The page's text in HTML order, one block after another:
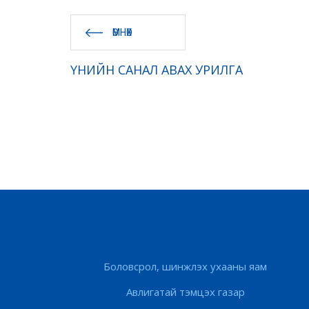
ӨМНӨХ
ҮНИЙН САНАЛ АВАХ УРИЛГА
Боловсрол, шинжлэх ухааны яам
Авлигатай тэмцэх газар